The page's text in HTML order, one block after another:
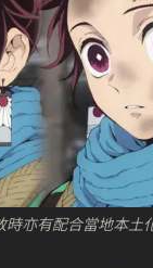
時亦有配合當地本土